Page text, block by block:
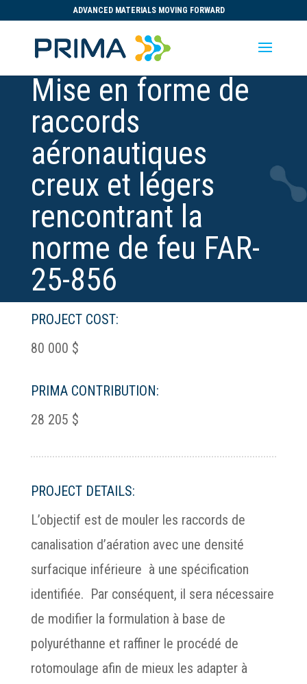
ADVANCED MATERIALS MOVING FORWARD
Mise en forme de
raccords
aéronautiques
creux et légers
rencontrant la
norme de feu FAR-
25-856
PROJECT COST:
80 000 $
PRIMA CONTRIBUTION:
28 205 $
PROJECT DETAILS:
L’objectif est de mouler les raccords de
canalisation d’aération avec une densité
surfacique inférieure à une spécification
identifiée. Par conséquent, il sera nécessaire
de modifier la formulation à base de
polyuréthanne et raffiner le procédé de
rotomoulage afin de mieux les adapter à